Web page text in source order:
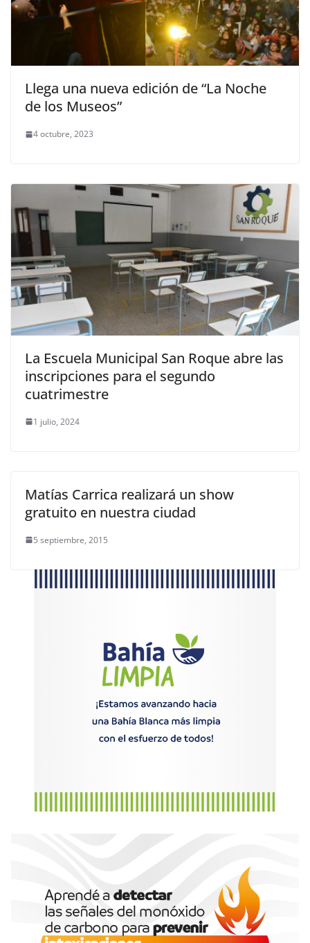
Llega una nueva edición de “La Noche
de los Museos”
4 octubre, 2023
La Escuela Municipal San Roque abre las
inscripciones para el segundo
cuatrimestre
1 julio, 2024
Matías Carrica realizará un show
gratuito en nuestra ciudad
5 septiembre, 2015